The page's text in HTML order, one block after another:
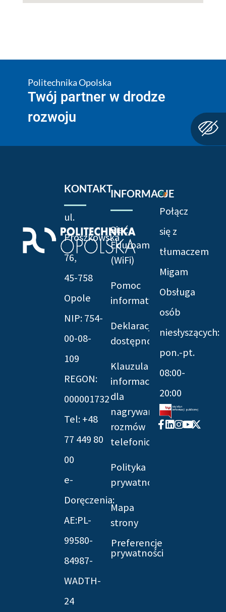
Politechnika Opolska
Twój partner w drodze
rozwoju
KONTAKT
ul.
Prószkowska
76,
45-758
Opole
NIP: 754-
00-08-
109
REGON:
000001732
Tel: +48
77 449 80
00
e-
Doręczenia:
AE:PL-
99580-
84987-
WADTH-
24
INFORMACJE
Sieć
Eduroam
(WiFi)
Pomoc
informatyczna
Deklaracja
dostępności
Klauzula
informacyjna
dla
nagrywania
rozmów
telefonicznych
Polityka
prywatności
Mapa
strony
Preferencje
prywatności
Połącz
się z
tłumaczem
Migam
Obsługa
osób
niesłyszących:
pon.-pt.
08:00-
20:00
Facebook-
f
Linkedin
Instagram
Youtube
X-